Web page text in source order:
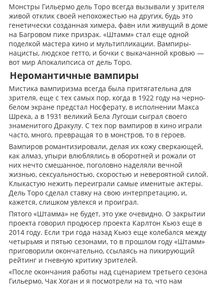
Монстры Гильермо дель Торо всегда вызывали у зрителя
живой отклик своей непохожестью на других, будь это
генетически созданная химера, фавн или живущий в доме
на Багровом пике призрак. «Штамм» стал еще одной
поделкой мастера кино и мультипликации. Вампиры-
нацисты, людское гетто, и бочки с выкачанной кровью —
вот мир Апокалипсиса от дель Торо.
Неромантичные вампиры
Мистика вампиризма всегда была притягательна для
зрителя, еще с тех самых пор, когда в 1922 году на черно-
белом экране предстал Носферату, в исполнении Макса
Шрека, а в 1931 великий Бела Лугоши сыграл своего
знаменитого Дракулу. С тех пор вампиров в кино играли
часто, много, превращая то в монстров, то в героев.
Вампиров романтизировали, делая их кожу сверкающей,
как алмаз, упыри влюблялись в оборотней и рожали от
них нечто смешанное, поголовно наделяли вечной
жизнью, сексуальностью, скоростью и невероятной силой.
Клыкастую нежить переиграли самые именитые актеры.
Дель Торо сделал ставку на свою интерпретацию, и,
кажется, слишком увлекся и проиграл.
Пятого «Штамма» не будет, это уже очевидно. О закрытии
проекта говорил продюсер проекта Карлтон Кьюз еще в
2014 году. Если три года назад Кьюз еще колебался между
четырьмя и пятью сезонами, то в прошлом году «Штамм»
приговорили окончательно, ссылаясь на пикирующий
рейтинг и гневную критику зрителей.
«После окончания работы над сценарием третьего сезона
Гильермо, Чак Хоган и я посмотрели на то, что нам